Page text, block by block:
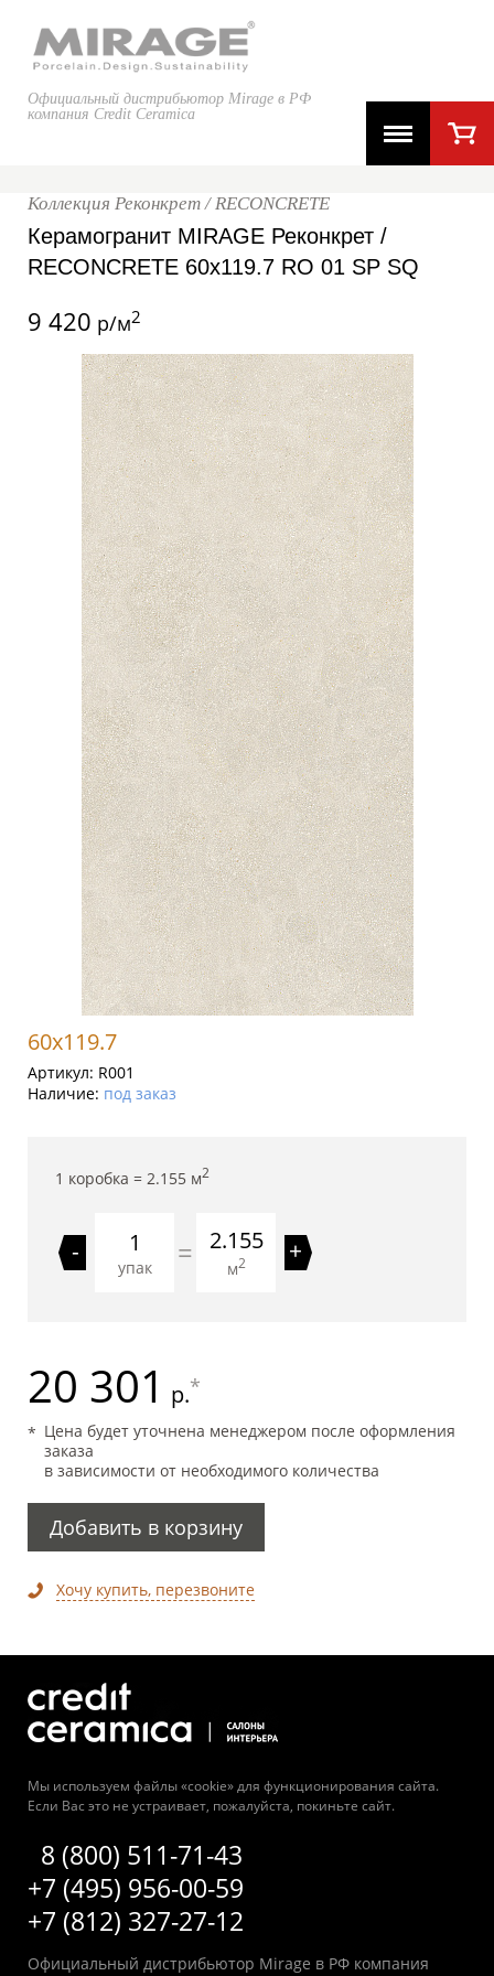
Официальный дистрибьютор Mirage в РФ
компания Credit Ceramica
Коллекция Реконкрет / RECONCRETE
Керамогранит MIRAGE Реконкрет /
RECONCRETE 60x119.7 RO 01 SP SQ
9 420 р/м2
60x119.7
Артикул: R001
Наличие: под заказ
1 коробка = 2.155 м2
-
упак = 2.155
м2 +
20 301 р.*
Цена будет уточнена менеджером после оформления
заказа
в зависимости от необходимого количества
Добавить в корзину
Хочу купить, перезвоните
Мы используем файлы «cookie» для функционирования сайта.
Если Вас это не устраивает, пожалуйста, покиньте сайт.
8 (800) 511-71-43
+7 (495) 956-00-59
+7 (812) 327-27-12
Официальный дистрибьютор Mirage в РФ компания